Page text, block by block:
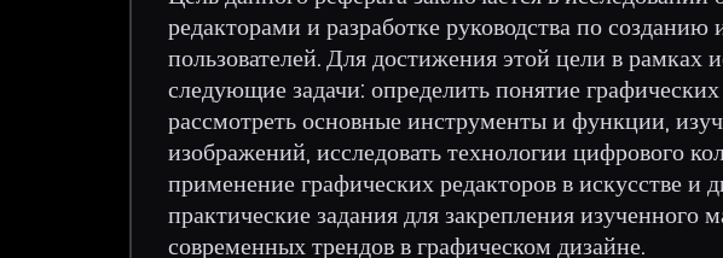
редакторами и разработке руководства по
пользователей. Для достижения этой цели в рамках
следующие задачи: определить понятие
рассмотреть основные инструменты и функции,
изображений, исследовать технологии цифрового
применение графических редакторов в искусстве и
практические задания для закрепления изученного
современных трендов в графическом дизайне.